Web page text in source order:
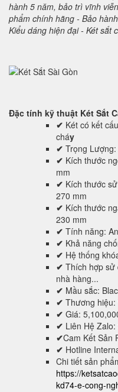
hành 5 năm, bảo trì vĩnh
phẩm chính hãng - Bảo
Kiểu dáng hiện đại - Két sắt
Đặc tính kỹ thuật Két Sắt
✔ Két có kết
cháy
✔ Trọng
✔ Kích thước
mm
✔ Kích thước
270 mm
✔ Kích thước
230 mm
✔ Tính năng:
✔ Khả năng
✔ Hệ thống
✔ Thích hợp sử
nhà hàng...
✔ Mầu sắc:
✔ Thương hiệu:
✔ Giá:
✔ Liên Hệ
✔Cam Kết Sản
✔ Hotline
Chi tiết sản
https://
kd74-e-cong-